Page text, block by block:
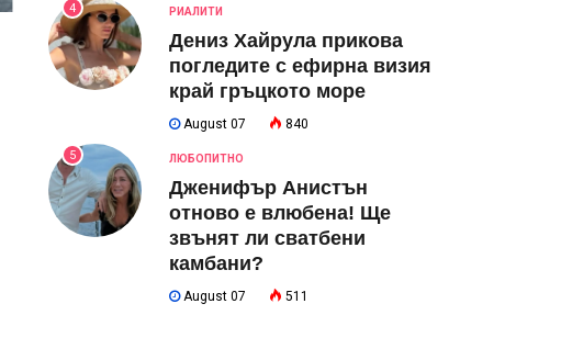
4 РИАЛИТИ
Дениз Хайрула прикова
погледите с ефирна визия
край гръцкото море
August 07 840
5 ЛЮБОПИТНО
Дженифър Анистън
отново е влюбена! Ще
звънят ли сватбени
камбани?
August 07 511